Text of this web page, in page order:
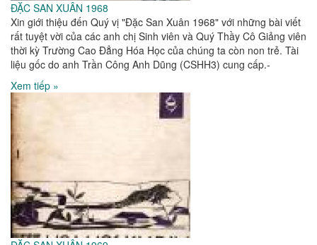
ĐẶC SAN XUÂN 1968
Xin giới thiệu đến Quý vị "Đặc San Xuân 1968" với những bài viết
rất tuyệt vời của các anh chị Sinh viên và Quý Thầy Cô Giảng viên
thời kỳ Trường Cao Đẳng Hóa Học của chúng ta còn non trẻ. Tài
liệu gốc do anh Trần Công Anh Dũng (CSHH3) cung cấp.-
Xem tiếp »